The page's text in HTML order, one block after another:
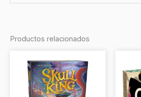
Vacuna”
Debesaccederpara publicar
Productos relacionados